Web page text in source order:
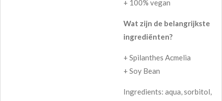
+ 100% vegan
Wat zijn de belangrijkste
ingrediënten?
+ Spilanthes Acmelia
+ Soy Bean
Ingredients: aqua, sorbitol,